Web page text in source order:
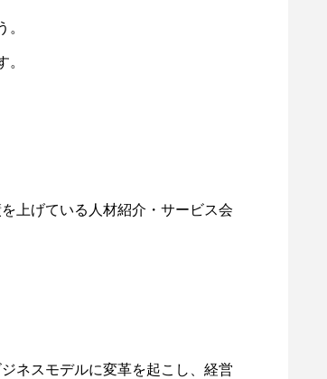
。
。
上げている人材紹介・サービス会
ネスモデルに変革を起こし、経営